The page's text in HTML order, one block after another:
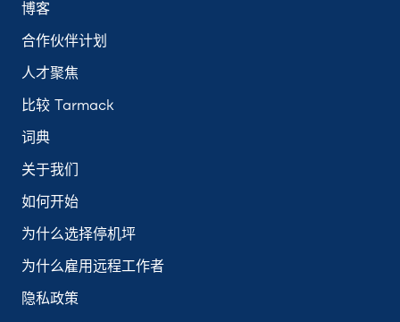
博客
合作伙伴计划
人才聚焦
比较 Tarmack
词典
关于我们
如何开始
为什么选择停机坪
为什么雇用远程工作者
隐私政策